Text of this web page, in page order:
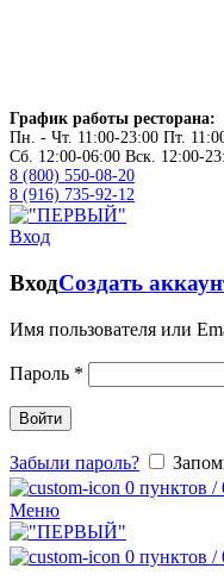
График работы ресторана:
Пн. - Чт. 11:00-23:00 Пт.
Сб. 12:00-06:00 Вск. 12:00-
8 (800) 550-08-20
8 (916) 735-92-12
Вход
ВходСоздать
Имя пользователя или
Пароль *
Войти
Забыли пароль?
0 пунктов /
Меню
0 пунктов /